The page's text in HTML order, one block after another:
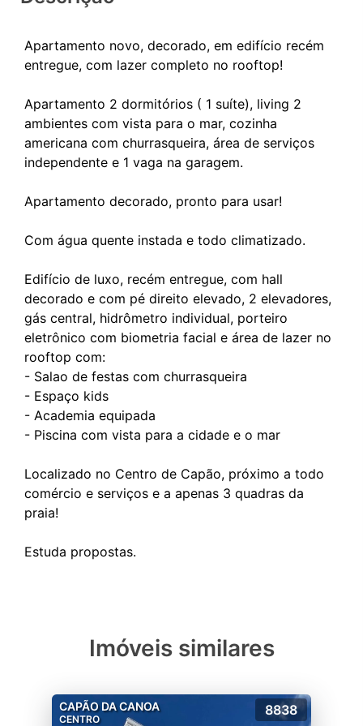
Apartamento novo, decorado, em edifício recém
entregue, com lazer completo no rooftop!
Apartamento 2 dormitórios ( 1 suíte), living 2
ambientes com vista para o mar, cozinha
americana com churrasqueira, área de serviços
independente e 1 vaga na garagem.
Apartamento decorado, pronto para usar!
Com água quente instada e todo climatizado.
Edifício de luxo, recém entregue, com hall
decorado e com pé direito elevado, 2 elevadores,
gás central, hidrômetro individual, porteiro
eletrônico com biometria facial e área de lazer no
rooftop com:
- Salao de festas com churrasqueira
- Espaço kids
- Academia equipada
- Piscina com vista para a cidade e o mar
Localizado no Centro de Capão, próximo a todo
comércio e serviços e a apenas 3 quadras da
praia!
Imóveis similares
CAPÃO DA CANOA
CENTRO
8838